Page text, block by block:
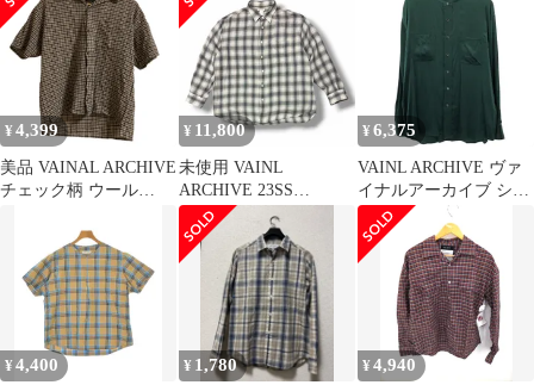
¥ 4,399
美品 VAINAL ARCHIVE
チェック柄 ウール
ブ シャツ Mサイズ ブ
ラウン メンズ 古着 中
古 USED
¥ 11,800
未使用 VAINL
ARCHIVE 23SS
SLANT-SH-LS オンブ
レチェックシャツ 長袖
シャツ ヴァイナルアー
カイブ VAS23006 ブラ
ック L （14826M）
¥ 6,375
VAINL ARCHIVE ヴァ
イナルアーカイブ シル
クバンドカラーシャツ
222017 グリーン M
¥4,400 ¥ 1,780 ¥4,940